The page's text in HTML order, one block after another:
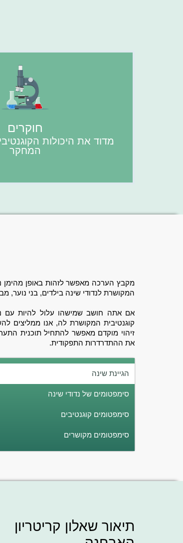
חוקרים
מדוד את היכולות
המחקר
מקבץ הערכה מאפשר לזהות באופן מהימן
המקושרת לנדודי שינה בילדים, בני נוער,
אם אתה חושב שמישהו עלול להיות עם
קוגנטיבית המקושרת לה, אנו ממליצים
זיהוי מוקדם מאפשר להתחיל תוכנית
את ההתדרדרות התפקודית.
הגיינת שינה
סימפטומים של נדודי שינה
סימפטומים קוגנטיבים
סימפטומים מקושרים
תיאור שאלון קריטריון